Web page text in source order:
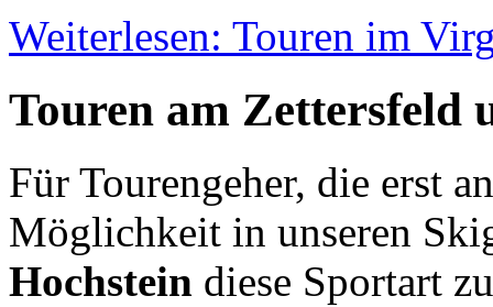
Weiterlesen: Touren im
Touren am Zettersfeld
Für Tourengeher, die erst
Möglichkeit in unseren
Hochstein diese Sportart